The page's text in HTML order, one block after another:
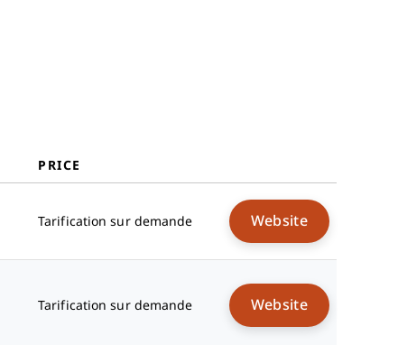
PRICE
Tarification sur demande Website
Tarification sur demande Website